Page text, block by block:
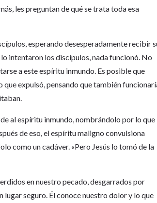
les preguntan de qué se trata toda esa
esperando desesperadamente recibir
intentaron los discípulos, nada funcionó. No
a este espíritu inmundo. Es posible que
que expulsó, pensando que también
al espíritu inmundo, nombrándolo por lo que
de eso, el espíritu maligno convulsiona
como un cadáver. «Pero Jesús lo tomó de la
en nuestro pecado, desgarrados por
lugar seguro. Él conoce nuestro dolor y lo que